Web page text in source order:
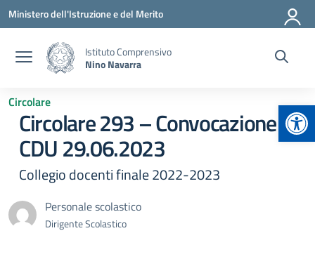
Vai ai contenuti
Vai al menu di navigazione
Vai al footer
Ministero dell'Istruzione e del Merito
Istituto Comprensivo
Nino Navarra
Circolare
Circolare 293 – Convocazione
CDU 29.06.2023
Collegio docenti finale 2022-2023
Personale scolastico
Dirigente Scolastico